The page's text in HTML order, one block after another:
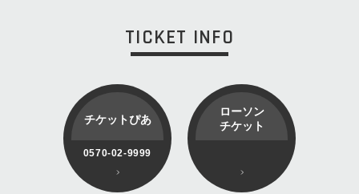
TICKET INFO
チケットぴあ
0570-02-9999
ローソン
チケット